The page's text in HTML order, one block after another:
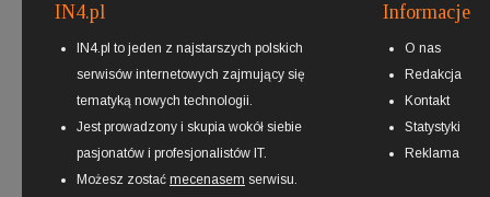
IN4.pl
IN4.pl to jeden z najstarszych polskich
serwisów internetowych zajmujący się
tematyką nowych technologii.
Jest prowadzony i skupia wokół siebie
pasjonatów i profesjonalistów IT.
Możesz zostać mecenasem serwisu.
Informacje
O nas
Redakcja
Kontakt
Statystyki
Reklama